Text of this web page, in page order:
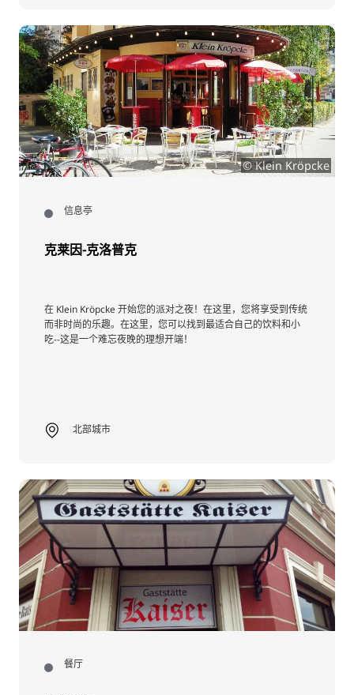
© Klein Kröpcke
信息亭
克莱因-克洛普克
在 Klein Kröpcke 开始您的派对之夜！在这里，您将享受到传统
而非时尚的乐趣。在这里，您可以找到最适合自己的饮料和小
吃--这是一个难忘夜晚的理想开端！
北部城市
餐厅